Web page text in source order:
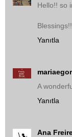
Hello!! so
Blessings!!
Yanıtla
A
Yanıtla
Ana